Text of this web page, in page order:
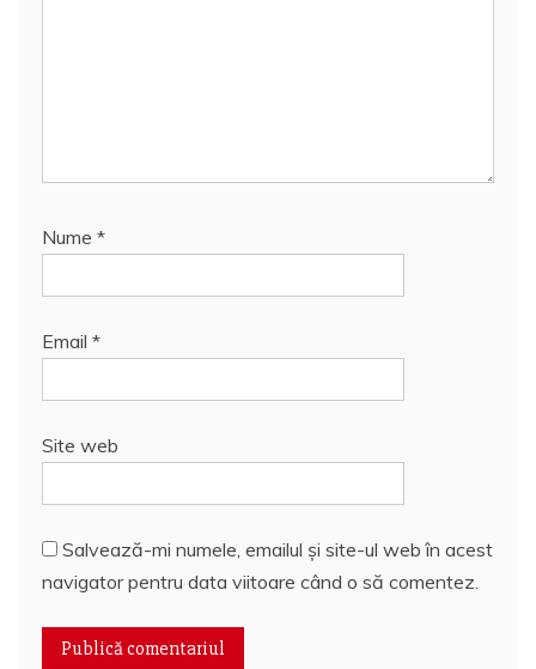
Nume *
Email *
Site web
Salvează-mi numele, emailul și site-ul web în acest
navigator pentru data viitoare când o să comentez.